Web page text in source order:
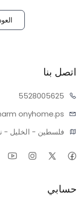
اتصل بنا
05625
55280
onyhome.ps
فلسطين - الخليل -
حسابي